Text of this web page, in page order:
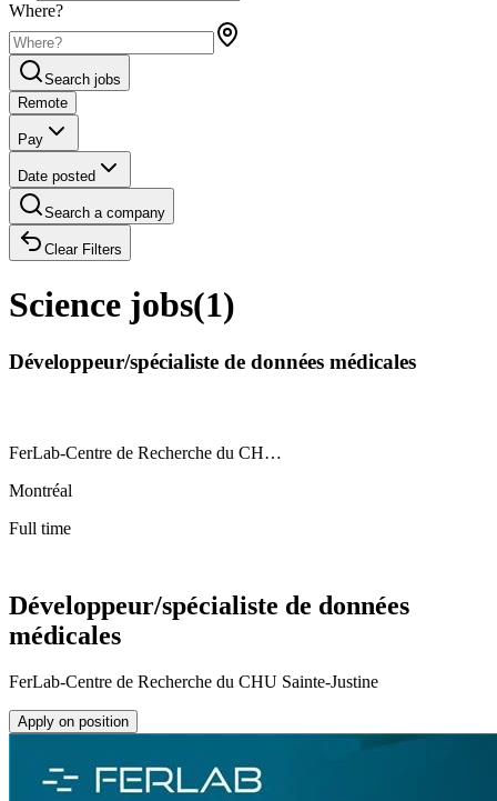
Where?
Search jobs
Remote
Pay
Date posted
Search a company
Clear Filters
Science jobs(1)
Développeur/spécialiste de données médicales
FerLab-Centre de Recherche du CH…
Montréal
Full time
Développeur/spécialiste de données
médicales
FerLab-Centre de Recherche du CHU Sainte-Justine
Apply on position